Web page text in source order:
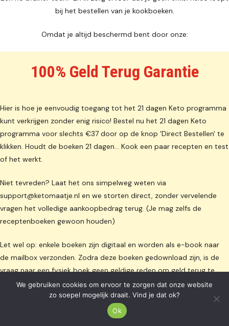
bij het bestellen van je kookboeken.
Omdat je altijd beschermd bent door onze:
100% Geld Terug Garantie
Hier is hoe je eenvoudig toegang tot het 21 dagen Keto programma
kunt verkrijgen zonder enig risico! Bestel nu het 21 dagen Keto
programma voor slechts €37 door op de knop 'Direct Bestellen' te
klikken. Houdt de boeken 21 dagen… Kook een paar recepten en test
of het werkt.
Niet tevreden? Laat het ons simpelweg weten via
support@ketomaatje.nl en we storten direct, zonder vervelende
vragen het volledige aankoopbedrag terug. (Je mag zelfs de
receptenboeken gewoon houden)
Let wel op: enkele boeken zijn digitaal en worden als e-book naar
de mailbox verzonden. Zodra deze boeken gedownload zijn, is de
vraag naar een fysiek boek geen geldige reden om geld terug te
vragen. Wij zullen in dit geval samen op zoek gaan naar een gepaste
We gebruiken cookies om ervoor te zorgen dat onze website
zo soepel mogelijk draait. Vind je dat ok?
Ok